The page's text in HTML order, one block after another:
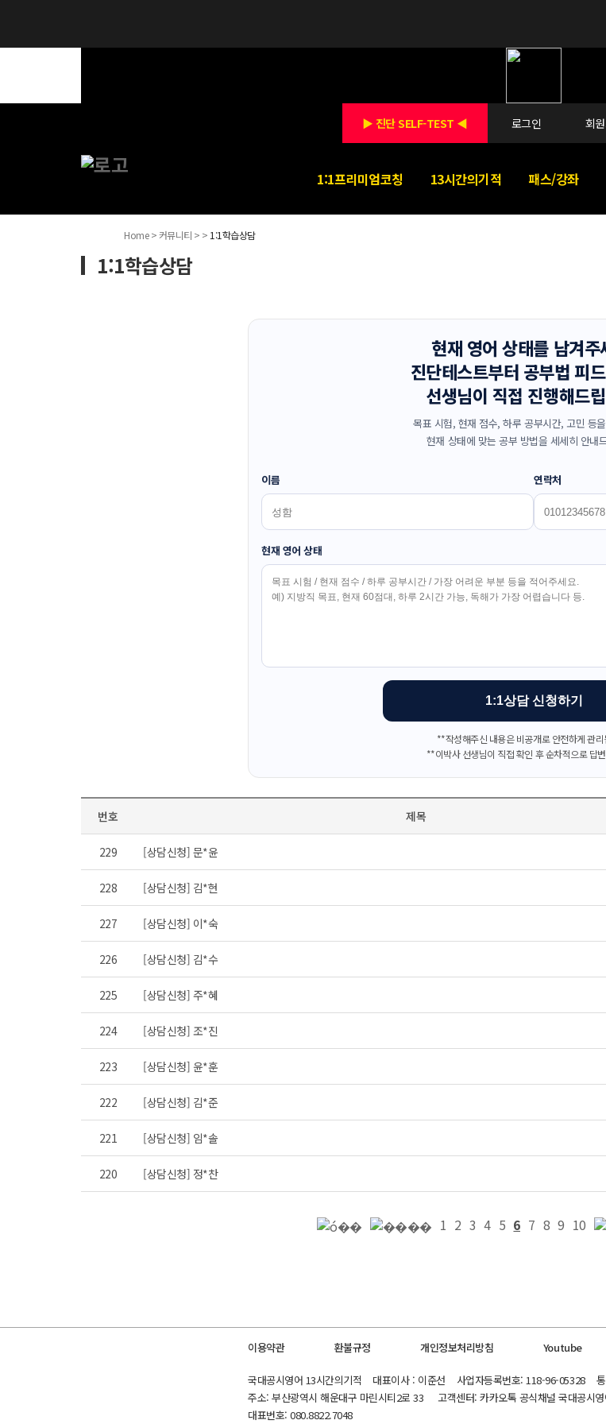
▶ 진단 SELF-TEST ◀ 로그인 회
1:1프리미엄코칭 13시간의기적 패스/강좌
Home > 커뮤니티 > > 1:1학습상담
1:1학습상담
현재 영어 상태를 남겨주
진단테스트부터 공부법 피
선생님이 직접 진행해드
목표 시험, 현재 점수, 하루 공부시간, 고민 등
현재 상태에 맞는 공부 방법을 세세히 안내
이름 연락처
현재 영어 상태
1:1상담 신청하기
**작성해주신 내용은 비공개로 안전하게 관
**이박사 선생님이 직접 확인 후 순차적으로 답
번호 제목
229 [상담신청] 문*윤
228 [상담신청] 김*현
227 [상담신청] 이*숙
226 [상담신청] 김*수
225 [상담신청] 주*혜
224 [상담신청] 조*진
223 [상담신청] 윤*훈
222 [상담신청] 김*준
221 [상담신청] 임*솔
220 [상담신청] 정*찬
1 2 3 4 5 6 7 8 9 10
이용약관 환불규정 개인정보처리방침 Youtube
국대공시영어 13시간의기적 대표이사 : 이준선 사업자등록번호: 118-96-05328 통
주소: 부산광역시 해운대구 마린시티2로 33 고객센터: 카카오톡 공식채널 국대공시
대표번호: 080.8822.7048